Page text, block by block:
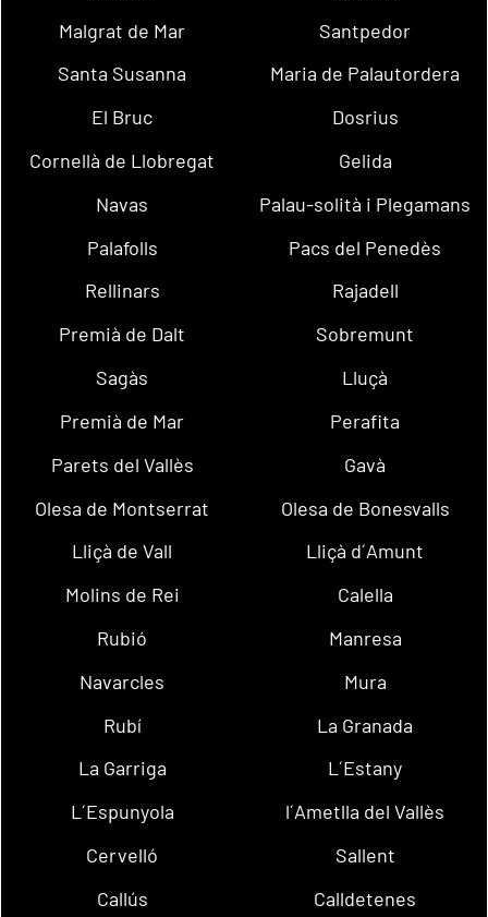
Malgrat de Mar
Santpedor
Santa Susanna
Maria de Palautordera
El Bruc
Dosrius
Cornellà de Llobregat
Gelida
Navas
Palau-solità i Plegamans
Palafolls
Pacs del Penedès
Rellinars
Rajadell
Premià de Dalt
Sobremunt
Sagàs
Lluçà
Premià de Mar
Perafita
Parets del Vallès
Gavà
Olesa de Montserrat
Olesa de Bonesvalls
Lliçà de Vall
Lliçà d´Amunt
Molins de Rei
Calella
Rubió
Manresa
Navarcles
Mura
Rubí
La Granada
La Garriga
L´Estany
L´Espunyola
l´Ametlla del Vallès
Cervelló
Sallent
Callús
Calldetenes